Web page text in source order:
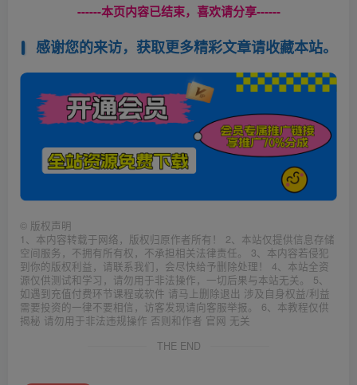
------本页内容已结束，喜欢请分享------
感谢您的来访，获取更多精彩文章请收藏本站。
© 版权声明
1、本内容转载于网络，版权归原作者所有！ 2、本站仅提供信息存储
空间服务，不拥有所有权，不承担相关法律责任。 3、本内容若侵犯
到你的版权利益，请联系我们，会尽快给予删除处理！ 4、本站全资
源仅供测试和学习，请勿用于非法操作，一切后果与本站无关。 5、
如遇到充值付费环节课程或软件 请马上删除退出 涉及自身权益/利益
需要投资的一律不要相信，访客发现请向客服举报。 6、本教程仅供
揭秘 请勿用于非法违规操作 否则和作者 官网 无关
THE END